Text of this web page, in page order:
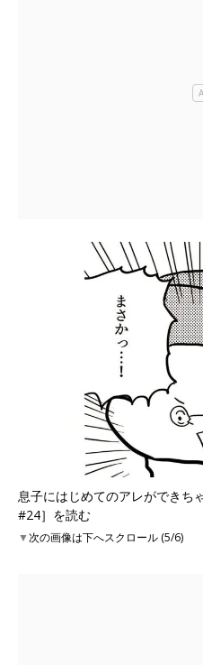
息子にはじめてのアレができち
#24］を読む
▼次の画像は下へスクロール (5/6)